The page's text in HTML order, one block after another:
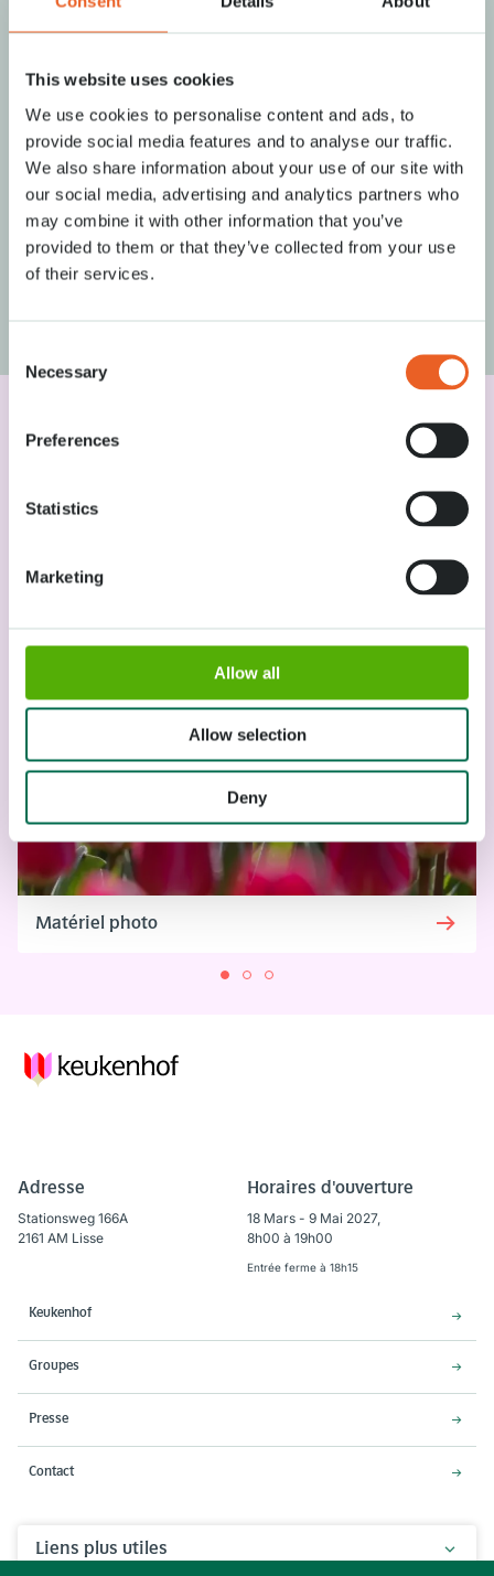
This website uses cookies
We use cookies to personalise content and ads, to
provide social media features and to analyse our traffic.
We also share information about your use of our site with
our social media, advertising and analytics partners who
may combine it with other information that you’ve
provided to them or that they’ve collected from your use
of their services.
Selection
Necessary
Preferences
Statistics
Marketing
Allow all
Allow selection
Deny
Quand le Keukenhof est-il ouvert en 2027?
Où les autocars peuvent-ils se garer?
Matériel photo
Adresse
Stationsweg 166A
2161 AM Lisse
Horaires d'ouverture
18 Mars - 9 Mai 2027,
8h00 à 19h00
Entrée ferme à 18h15
Keukenhof
Groupes
Presse
Contact
Liens plus utiles